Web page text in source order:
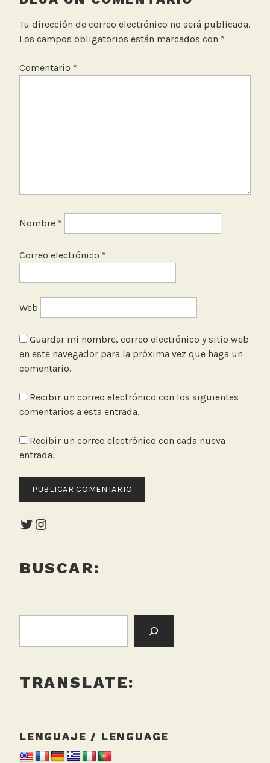
i
e
t
Tu dirección de correo electrónico no será publicada.
Los campos obligatorios están marcados con *
Comentario *
Nombre *
Correo electrónico *
Web
Guardar mi nombre, correo electrónico y sitio web
en este navegador para la próxima vez que haga un
comentario.
Recibir un correo electrónico con los siguientes
comentarios a esta entrada.
Recibir un correo electrónico con cada nueva
entrada.
Twitter
Instagram
BUSCAR:
TRANSLATE:
LENGUAJE / LENGUAGE